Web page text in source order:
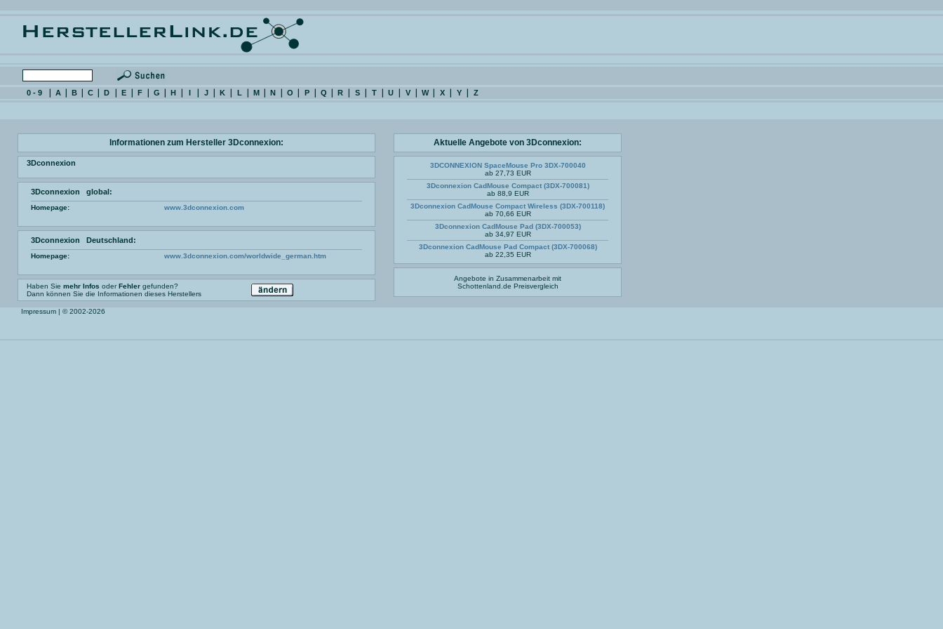
0 - 9 A B C D E F G H I J K L M N O P Q R S T U V W X Y Z
Informationen zum Hersteller 3Dconnexion:
3Dconnexion
3Dconnexion global:
Homepage: www.3dconnexion.com
3Dconnexion Deutschland:
Homepage: www.3dconnexion.com/worldwide_german.htm
Haben Sie mehr Infos oderFehler gefunden?
Dann können Sie die Informationen dieses Herstellers
Aktuelle Angebote von 3Dconnexion:
3DCONNEXION SpaceMouse Pro 3DX-700040
ab 27,73 EUR
3Dconnexion CadMouse Compact (3DX-700081)
ab 88,9 EUR
3Dconnexion CadMouse Compact Wireless (3DX-700118)
ab 70,66 EUR
3Dconnexion CadMouse Pad (3DX-700053)
ab 34,97 EUR
3Dconnexion CadMouse Pad Compact (3DX-700068)
ab 22,35 EUR
Angebote in Zusammenarbeit mit
Schottenland.de Preisvergleich
Impressum | © 2002-2026